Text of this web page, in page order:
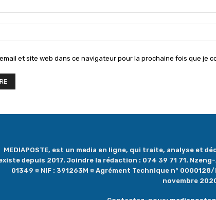
et site web dans ce navigateur pour la prochaine fois que je
MEDIAPOSTE, est un media en ligne, qui traite, analyse et
depuis 2017. Joindre la rédaction : 074 39 71 71. Nzeng-
01349 ¤ NIF : 391263M ¤ Agrément Technique n°
novembre